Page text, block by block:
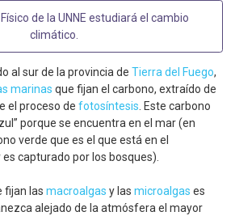
Físico de la UNNE estudiará el cambio
climático
al sur de la provincia de Tierra del Fuego,
marinas que fijan el carbono, extraído de
el proceso de fotosíntesis . Este carbono
porque se encuentra en el mar (en
verde que es el que está en el
capturado por los bosques).
fijan las macroalgas y las microalgas es
alejado de la atmósfera el mayor